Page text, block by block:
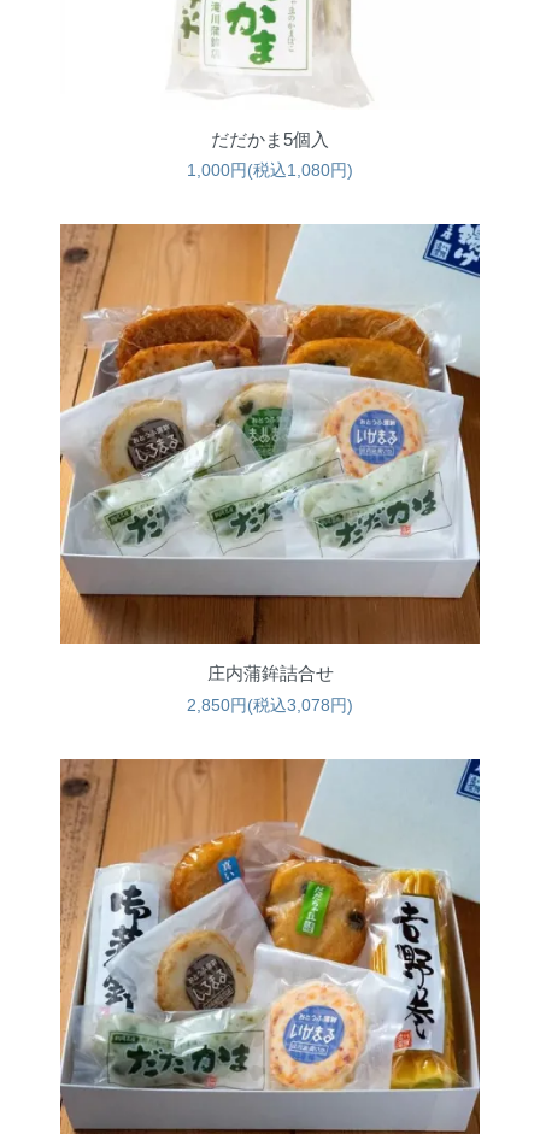
だだかま5個入
1,000円(税込1,080円)
庄内蒲鉾詰合せ
2,850円(税込3,078円)